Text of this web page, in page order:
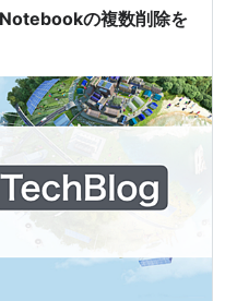
ングの…
の複数削除を